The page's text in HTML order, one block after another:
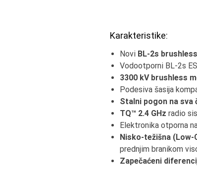
Karakteristike:
Novi BL-2s brushless
Vodootporni BL-2s
3300 kV brushless
Podesiva šasija
Stalni pogon na sva
TQ™ 2.4 GHz radio
Elektronika otporna
Nisko-težišna (Low-
prednjim branikom
Zapečaćeni